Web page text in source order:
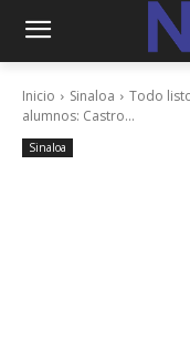
Inicio Sinaloa
Todo
alumnos: Castro...
Sinaloa